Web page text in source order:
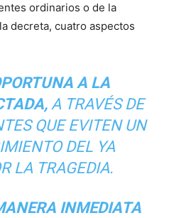
ordinarios o de la
decreta, cuatro aspectos
A LA
A TRAVÉS DE
QUE EVITEN UN
DEL YA
LA TRAGEDIA.
INMEDIATA